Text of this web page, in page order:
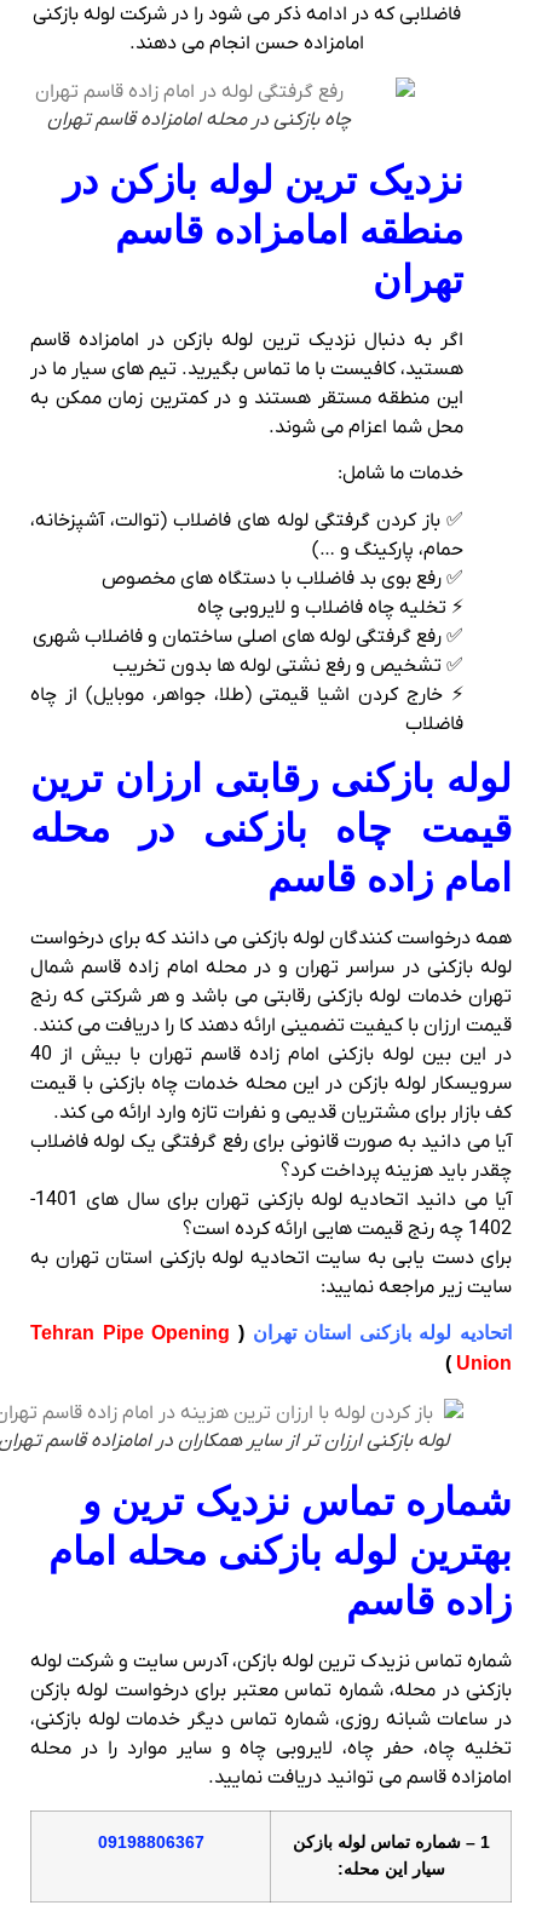
فاضلابی که در ادامه ذکر می شود را در شرکت لوله بازکنی
امامزاده حسن انجام می دهند.
چاه بازکنی در محله امامزاده قاسم تهران
نزدیک‌ ترین لوله بازکن در
منطقه امامزاده قاسم
تهران
اگر به دنبال نزدیک‌ ترین لوله بازکن در امامزاده قاسم
هستید، کافیست با ما تماس بگیرید. تیم‌ های سیار ما در
این منطقه مستقر هستند و در کمترین زمان ممکن به
محل شما اعزام می‌ شوند.
خدمات ما شامل:
✅ باز کردن گرفتگی لوله‌ های فاضلاب (توالت، آشپزخانه،
حمام، پارکینگ و …)
✅ رفع بوی بد فاضلاب با دستگاه‌ های مخصوص
⚡ تخلیه چاه فاضلاب و لایروبی چاه
✅ رفع گرفتگی لوله‌ های اصلی ساختمان و فاضلاب شهری
✅ تشخیص و رفع نشتی لوله‌ ها بدون تخریب
⚡ خارج کردن اشیا قیمتی (طلا، جواهر، موبایل) از چاه
فاضلاب
لوله بازکنی رقابتی ارزان ترین
قیمت چاه بازکنی در محله
امام زاده قاسم
همه درخواست کنندگان لوله بازکنی می دانند که برای درخواست
لوله بازکنی در سراسر تهران و در محله امام زاده قاسم شمال
تهران خدمات لوله بازکنی رقابتی می باشد و هر شرکتی که رنج
قیمت ارزان با کیفیت تضمینی ارائه دهند کا را دریافت می کنند.
در این بین لوله بازکنی امام زاده قاسم تهران با بیش از 40
سرویسکار لوله بازکن در این محله خدمات چاه بازکنی با قیمت
کف بازار برای مشتریان قدیمی و نفرات تازه وارد ارائه می کند.
آیا می دانید به صورت قانونی برای رفع گرفتگی یک لوله فاضلاب
چقدر باید هزینه پرداخت کرد؟
آیا می دانید اتحادیه لوله بازکنی تهران برای سال های 1401-
1402 چه رنج قیمت هایی ارائه کرده است؟
برای دست یابی به سایت اتحادیه لوله بازکنی استان تهران به
سایت زیر مراجعه نمایید:
اتحادیه لوله بازکنی استان تهران (
Tehran Pipe Opening
Union
)
لوله بازکنی ارزان تر از سایر همکاران در امامزاده قاسم تهران
شماره تماس نزدیک ترین و
بهترین لوله بازکنی محله امام
زاده قاسم
شماره تماس نزیدک ترین لوله بازکن، آدرس سایت و شرکت لوله
بازکنی در محله، شماره تماس معتبر برای درخواست لوله بازکن
در ساعات شبانه روزی، شماره تماس دیگر خدمات لوله بازکنی،
تخلیه چاه، حفر چاه، لایروبی چاه و سایر موارد را در محله
امامزاده قاسم می توانید دریافت نمایید.
1 – شماره تماس لوله بازکن
سیار این محله:
09198806367